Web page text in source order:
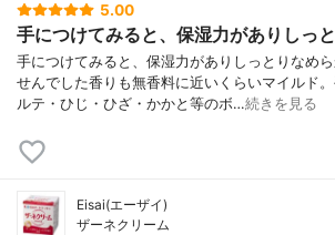
5.00
手につけてみると、保湿力がありしっ
手につけてみると、保湿力がありしっとりなめ
せんでした香りも無香料に近いくらいマイルド
ルテ・ひじ・ひざ・かかと等のボ…続きを見る
Eisai(エーザイ)
ザーネクリーム